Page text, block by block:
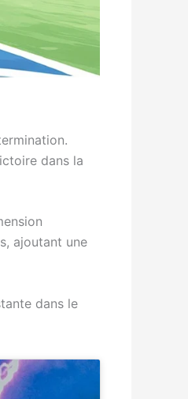
dans la
ajoutant une
dans le